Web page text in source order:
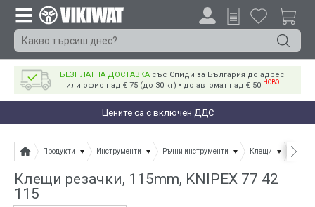
БЕЗПЛАТНА ДОСТАВКА със Спиди за България до адрес
или офис над € 75 (до 30 кг) • до автомат над € 50 НОВО
Цените са с включен ДДС
Продукти Инструменти Ръчни инструменти Клещи
Клещи резачки, 115mm, KNIPEX 77 42
115